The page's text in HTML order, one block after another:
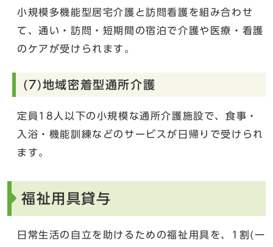
小規模多機能型居宅介護と訪問看護を組み合わせ
て、通い・訪問・短期間の宿泊で介護や医療・看護
のケアが受けられます。
(7)地域密着型通所介護
定員18人以下の小規模な通所介護施設で、食事・
入浴・機能訓練などのサービスが日帰りで受けられ
ます。
福祉用具貸与
日常生活の自立を助けるための福祉用具を、1割(一